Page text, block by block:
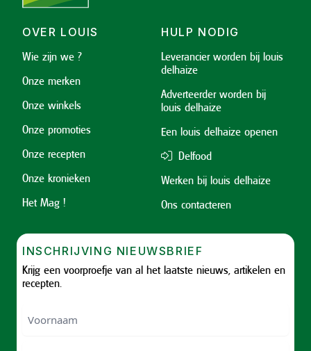
OVER LOUIS
Wie zijn we ?
Onze merken
Onze winkels
Onze promoties
Onze recepten
Onze kronieken
Het Mag !
HULP NODIG
Leverancier worden bij louis
delhaize
Adverteerder worden bij
louis delhaize
Een louis delhaize openen
Delfood
Werken bij louis delhaize
Ons contacteren
INSCHRIJVING NIEUWSBRIEF
Krijg een voorproefje van al het laatste nieuws, artikelen en
recepten.